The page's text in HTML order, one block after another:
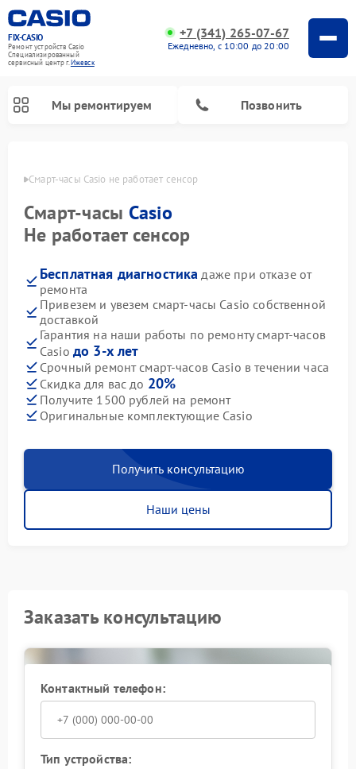
FIX-CASIO
Ремонт устройств Casio
Специализированный
cервисный центр г.Ижевск
+7 (341) 265-07-67
Ежедневно, с 10:00 до 20:00
Мы ремонтируем Позвонить
Смарт-часы Casio не работает сенсор
Смарт-часы Casio
Не работает сенсор
Бесплатная диагностика даже при отказе от
ремонта
Привезем и увезем смарт-часы Casio собственной
доставкой
Гарантия на наши работы по ремонту смарт-часов
Casio до 3-х лет
Срочный ремонт смарт-часов Casio в течении часа
Скидка для вас до 20%
Получите 1500 рублей на ремонт
Оригинальные комплектующие Casio
Получить консультацию
Наши цены
Заказать консультацию
Контактный телефон:
Тип устройства: